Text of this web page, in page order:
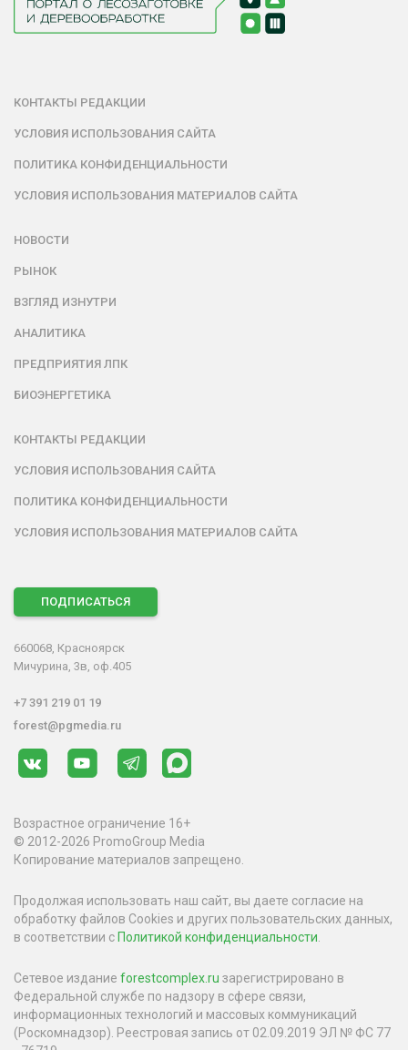
КОНТАКТЫ РЕДАКЦИИ
УСЛОВИЯ ИСПОЛЬЗОВАНИЯ САЙТА
ПОЛИТИКА КОНФИДЕНЦИАЛЬНОСТИ
УСЛОВИЯ ИСПОЛЬЗОВАНИЯ МАТЕРИАЛОВ САЙТА
НОВОСТИ
РЫНОК
ВЗГЛЯД ИЗНУТРИ
АНАЛИТИКА
ПРЕДПРИЯТИЯ ЛПК
БИОЭНЕРГЕТИКА
КОНТАКТЫ РЕДАКЦИИ
УСЛОВИЯ ИСПОЛЬЗОВАНИЯ САЙТА
ПОЛИТИКА КОНФИДЕНЦИАЛЬНОСТИ
УСЛОВИЯ ИСПОЛЬЗОВАНИЯ МАТЕРИАЛОВ САЙТА
ПОДПИСАТЬСЯ
660068, Красноярск
Мичурина, 3в, оф.405
+7 391 219 01 19
forest@pgmedia.ru
Возрастное ограничение 16+
© 2012-2026 PromoGroup Media
Копирование материалов запрещено.
Продолжая использовать наш сайт, вы даете согласие на
обработку файлов Cookies и других пользовательских данных,
в соответствии с Политикой конфиденциальности
Сетевое издание forestcomplex.ru зарегистрировано в
Федеральной службе по надзору в сфере связи,
информационных технологий и массовых коммуникаций
(Роскомнадзор). Реестровая запись от 02.09.2019 ЭЛ № ФС 77